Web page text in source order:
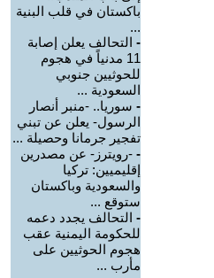
باكستان في قلب البنية
...
- التحالف يعلن إصابة
11 مدنياً في هجوم
للحوثيين جنوبي
السعودية ...
- سوريا.. -منبر أنصار
الرسول- يعلن عن تبني
تفجير جرمانا وحصيلة ...
- -رويترز- عن مصدرين
إقليميين: تركيا
والسعودية وباكستان
ستوقع ...
- التحالف يجدد دعمه
للحكومة اليمنية عقب
هجوم الحوثيين على
مأرب ...